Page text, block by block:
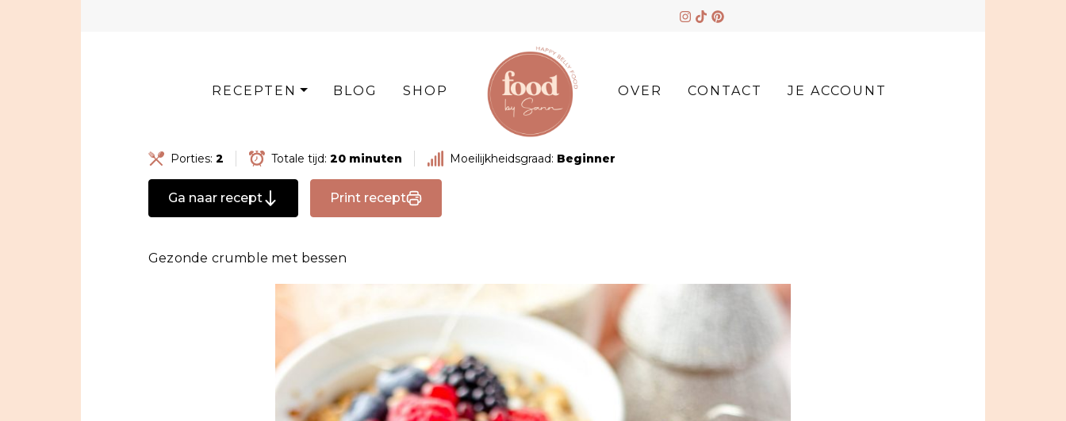
RECEPTEN BLOG SHOP OVER CONTACT JE ACCOUNT
Porties: 2 Totale tijd: 20 minuten Moeilijkheidsgraad: Beginner
Ga naar recept Print recept
Gezonde crumble met bessen